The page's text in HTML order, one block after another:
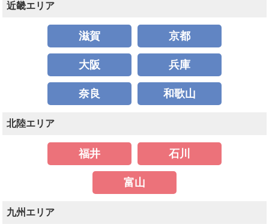
近畿エリア
滋賀 京都
大阪 兵庫
奈良 和歌山
北陸エリア
福井 石川
富山
九州エリア